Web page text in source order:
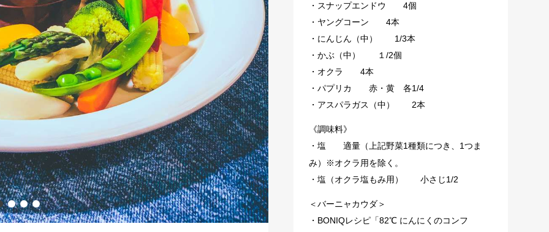
・スナップエンドウ 4個
・ヤングコーン 4本
・にんじん（中） 1/3本
・かぶ（中） １/2個
・オクラ 4本
・パプリカ 赤・黄 各1/4
・アスパラガス（中） 2本
《調味料》
・塩 適量（上記野菜1種類につき、1つま
み）※オクラ用を除く。
・塩（オクラ塩もみ用） 小さじ1/2
＜バーニャカウダ＞
・BONIQレシピ「82℃ にんにくのコンフ